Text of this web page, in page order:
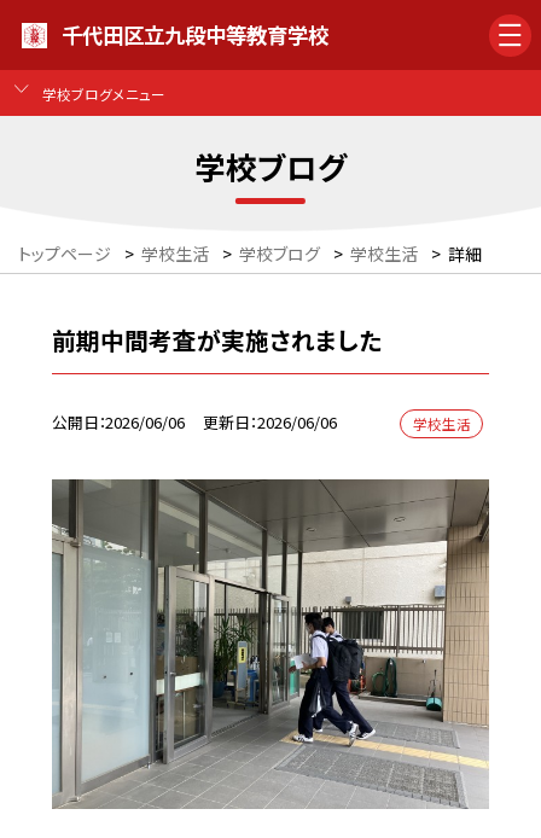
千代田区立九段中等教育学校
学校ブログメニュー
学校ブログ
トップページ > 学校生活 > 学校ブログ > 学校生活 > 詳細
前期中間考査が実施されました
公開日 2026/06/06 更新日 2026/06/06 学校生活